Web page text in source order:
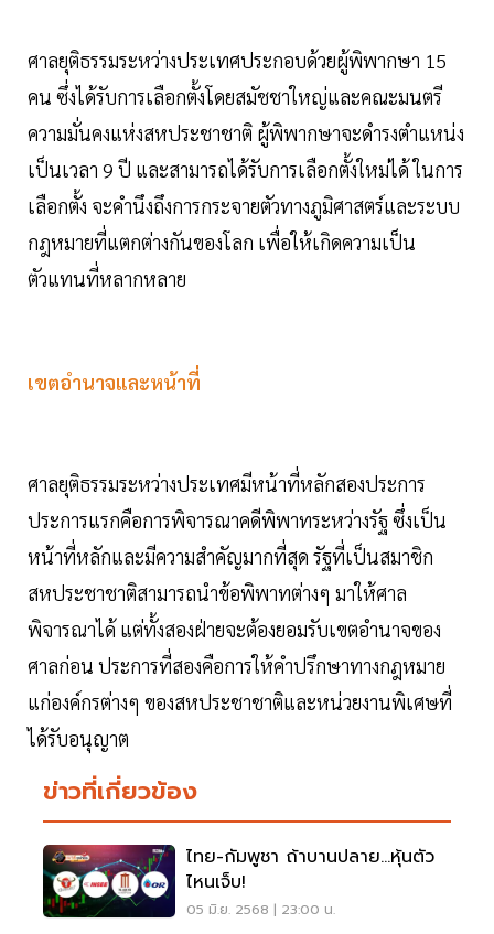
ศาลยุติธรรมระหว่างประเทศประกอบด้วยผู้พิพากษา 15
คน ซึ่งได้รับการเลือกตั้งโดยสมัชชาใหญ่และคณะมนตรี
ความมั่นคงแห่งสหประชาชาติ ผู้พิพากษาจะดำรงตำแหน่ง
เป็นเวลา 9 ปี และสามารถได้รับการเลือกตั้งใหม่ได้ ในการ
เลือกตั้ง จะคำนึงถึงการกระจายตัวทางภูมิศาสตร์และระบบ
กฎหมายที่แตกต่างกันของโลก เพื่อให้เกิดความเป็น
ตัวแทนที่หลากหลาย
เขตอำนาจและหน้าที่
ศาลยุติธรรมระหว่างประเทศมีหน้าที่หลักสองประการ
ประการแรกคือการพิจารณาคดีพิพาทระหว่างรัฐ ซึ่งเป็น
หน้าที่หลักและมีความสำคัญมากที่สุด รัฐที่เป็นสมาชิก
สหประชาชาติสามารถนำข้อพิพาทต่างๆ มาให้ศาล
พิจารณาได้ แต่ทั้งสองฝ่ายจะต้องยอมรับเขตอำนาจของ
ศาลก่อน ประการที่สองคือการให้คำปรึกษาทางกฎหมาย
แก่องค์กรต่างๆ ของสหประชาชาติและหน่วยงานพิเศษที่
ได้รับอนุญาต
ข่าวที่เกี่ยวข้อง
ไทย-กัมพูชา ถ้าบานปลาย...หุ้นตัว
ไหนเจ็บ!
05 มิ.ย. 2568 | 23:00 น.